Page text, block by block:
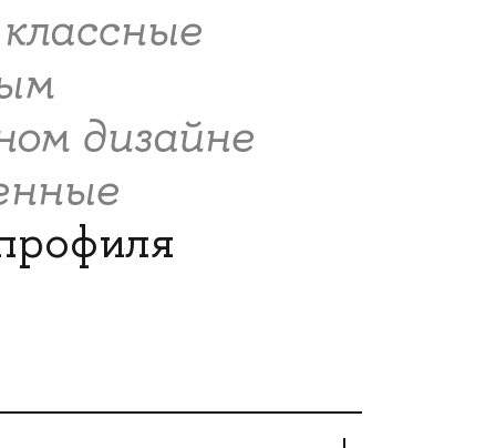
дизайне